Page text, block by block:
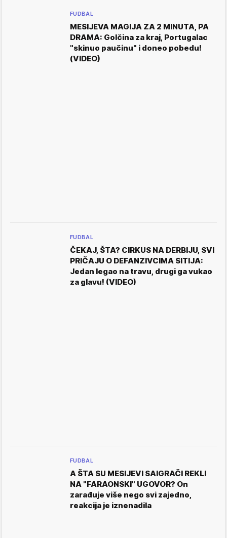
FUDBAL
MESIJEVA MAGIJA ZA 2 MINUTA, PA
DRAMA: Golčina za kraj, Portugalac
"skinuo paučinu" i doneo pobedu!
(VIDEO)
FUDBAL
ČEKAJ, ŠTA? CIRKUS NA DERBIJU, SVI
PRIČAJU O DEFANZIVCIMA SITIJA:
Jedan legao na travu, drugi ga vukao
za glavu! (VIDEO)
FUDBAL
A ŠTA SU MESIJEVI SAIGRAČI REKLI
NA "FARAONSKI" UGOVOR? On
zarađuje više nego svi zajedno,
reakcija je iznenadila